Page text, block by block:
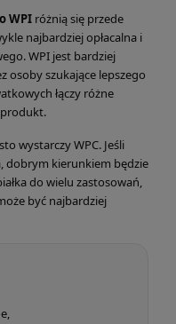
WPI różnią się przede
najbardziej opłacalna i
WPI jest bardziej
osoby szukające lepszego
łączy różne
wystarczy WPC. Jeśli
dobrym kierunkiem będzie
do wielu zastosowań,
być najbardziej